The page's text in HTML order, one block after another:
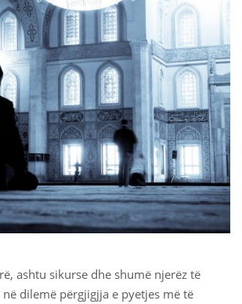
ashtu sikurse dhe shumë njerëz të
dilemë përgjigjja e pyetjes më të